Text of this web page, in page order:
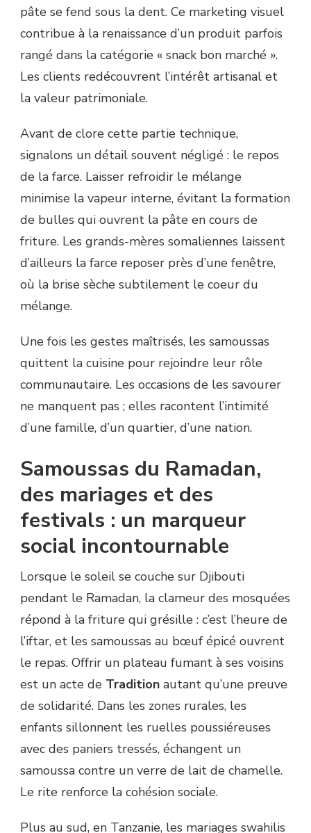
pâte se fend sous la dent. Ce marketing visuel
contribue à la renaissance d’un produit parfois
rangé dans la catégorie « snack bon marché ».
Les clients redécouvrent l’intérêt artisanal et
la valeur patrimoniale.
Avant de clore cette partie technique,
signalons un détail souvent négligé : le repos
de la farce. Laisser refroidir le mélange
minimise la vapeur interne, évitant la formation
de bulles qui ouvrent la pâte en cours de
friture. Les grands-mères somaliennes laissent
d’ailleurs la farce reposer près d’une fenêtre,
où la brise sèche subtilement le coeur du
mélange.
Une fois les gestes maîtrisés, les samoussas
quittent la cuisine pour rejoindre leur rôle
communautaire. Les occasions de les savourer
ne manquent pas ; elles racontent l’intimité
d’une famille, d’un quartier, d’une nation.
Samoussas du Ramadan,
des mariages et des
festivals : un marqueur
social incontournable
Lorsque le soleil se couche sur Djibouti
pendant le Ramadan, la clameur des mosquées
répond à la friture qui grésille : c’est l’heure de
l’iftar, et les samoussas au bœuf épicé ouvrent
le repas. Offrir un plateau fumant à ses voisins
est un acte de Tradition autant qu’une preuve
de solidarité. Dans les zones rurales, les
enfants sillonnent les ruelles poussiéreuses
avec des paniers tressés, échangent un
samoussa contre un verre de lait de chamelle.
Le rite renforce la cohésion sociale.
Plus au sud, en Tanzanie, les mariages swahilis